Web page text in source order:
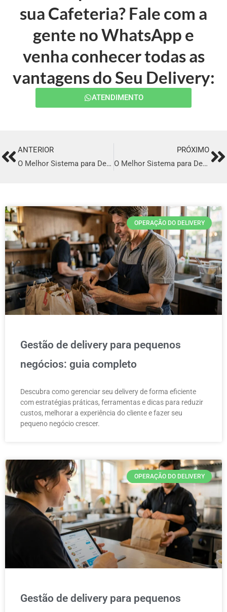
sua Cafeteria? Fale com a
gente no WhatsApp e
venha conhecer todas as
vantagens do Seu Delivery:
ATENDIMENTO
PrevANTERIOR
O Melhor Sistema para Delivery em Pacajus
PRÓXIMO
O Melhor Sistema para Delivery em Coroatá
OPERAÇÃO DO DELIVERY
Gestão de delivery para pequenos
negócios: guia completo
Descubra como gerenciar seu delivery de forma eficiente
com estratégias práticas, ferramentas e dicas para reduzir
custos, melhorar a experiência do cliente e fazer seu
pequeno negócio crescer.
OPERAÇÃO DO DELIVERY
Gestão de delivery para pequenos